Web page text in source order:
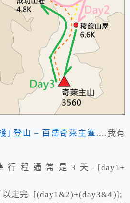
] 登山 – 百岳奇萊主峯….我有
程通常是3天–[day1+
以走完–[(day1&2)+(day3&4)];